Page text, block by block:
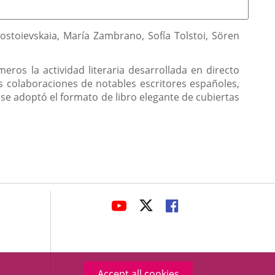
María Zambrano, Sofía Tolstoi, Sören
la actividad literaria desarrollada en directo
de notables escritores españoles,
adoptó el formato de libro elegante de cubiertas
LINK
APPLICATION.
LINK
APPLICATION.
LINK
APPLICATION.